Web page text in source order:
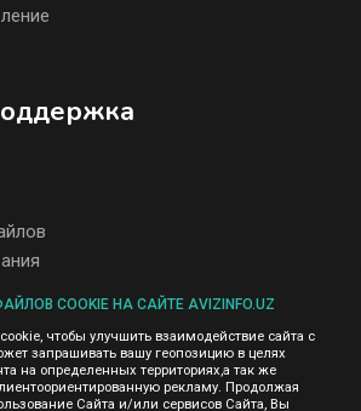
объявлений.
наших пользователей. Мы не
личную информацию зарегистрированных
третьим лицам. Мы не отвечаем за
COOKIE НА САЙТЕ AVIZINFO.UZ
чтобы улучшить взаимодействие сайта с
запрашивать вашу геопозицию в целях
на определенных территориях,а так же
рекламу. Продолжая
Сайта и/или сервисов Сайта, Вы